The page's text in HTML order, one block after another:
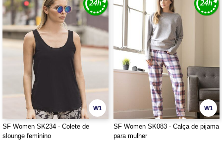
W1
SF Women SK234 - Colete de
slounge feminino
W1
SF Women SK083 - Calça de pijama
para mulher